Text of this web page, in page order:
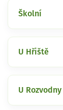
Školní
U Hřiště
U Rozvodny